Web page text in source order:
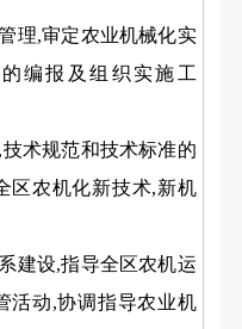
,审定农业机械化实
编报及组织实施工
术规范和技术标准的
区农机化新技术,新机
设,指导全区农机运
活动,协调指导农业机